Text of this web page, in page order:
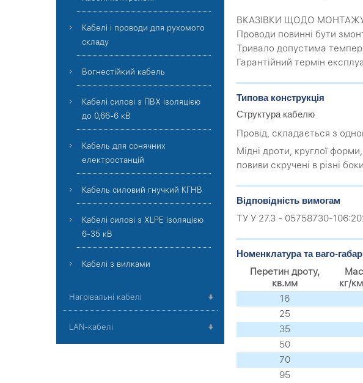
Кабелі і проводи для рухомого
складу
Вогнестійкий кабель
Кабелі силові з ПВХ ізоляцією
до 0,66-6 кВ
Кабель для сонячних
електростанцій
Кабель силовий гнучкий КГНВ
Кабелі силові з XLPE ізоляцією
6-35 кВ
Кабелі з вилками
Нагрівальні кабелі
LAN-кабелі
ВКАЗІВКИ ЩОДО МОНТАЖУ
Проводи повинні бути
Тривало допустима
Гарантійний термін
Типова конструкція
Структура кабелю
Провід, складається з
Мідні дроти, круглої
повиви скручені в різні
Відповідність вимогам
ТУ У 27.3 - 05758730-
Номенклатура та ваго-
Перетин дроту,
кв.мм
кг/
16
25
35
50
70
95